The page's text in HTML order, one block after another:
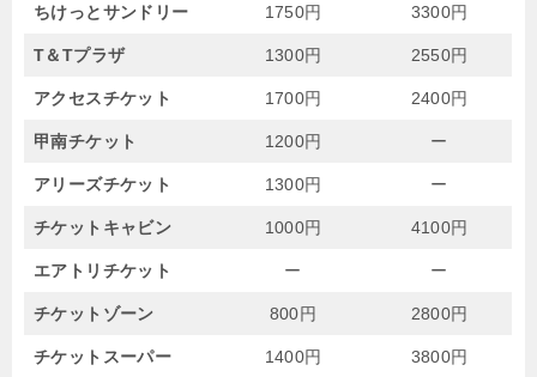
ちけっとサンドリー 1750円 3300円
T＆Tプラザ 1300円 2550円
アクセスチケット 1700円 2400円
甲南チケット 1200円 ー
アリーズチケット 1300円 ー
チケットキャビン 1000円 4100円
エアトリチケット ー ー
チケットゾーン 800円 2800円
チケットスーパー 1400円 3800円